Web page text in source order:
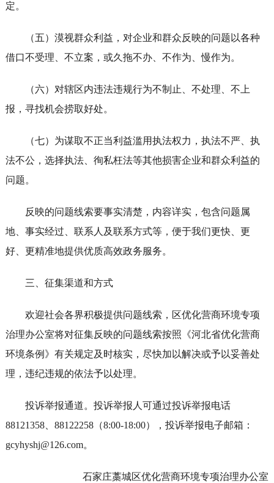
定。
（五）漠视群众利益，对企业和群众反映的问题以各种
借口不受理、不立案，或久拖不办、不作为、慢作为。
（六）对辖区内违法违规行为不制止、不处理、不上
报，寻找机会捞取好处。
（七）为谋取不正当利益滥用执法权力，执法不严、执
法不公，选择执法、徇私枉法等其他损害企业和群众利益的
问题。
反映的问题线索要事实清楚，内容详实，包含问题属
地、事实经过、联系人及联系方式等，便于我们更快、更
好、更精准地提供优质高效政务服务。
三、征集渠道和方式
欢迎社会各界积极提供问题线索，区优化营商环境专项
治理办公室将对征集反映的问题线索按照《河北省优化营商
环境条例》有关规定及时核实，尽快加以解决或予以妥善处
理，违纪违规的依法予以处理。
投诉举报通道。投诉举报人可通过投诉举报电话
88121358、88122258（8:00-18:00），投诉举报电子邮箱：
gcyhyshj@126.com。
石家庄藁城区优化营商环境专项治理办公室